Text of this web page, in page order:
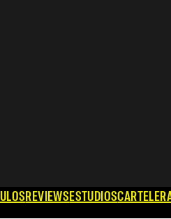
REVIEWSESTUDIOS